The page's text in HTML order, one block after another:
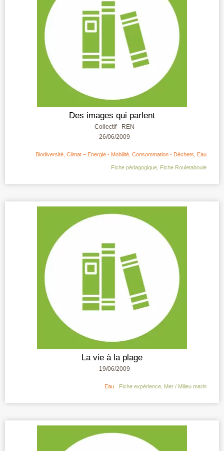
Des images qui parlent
Collectif - REN
26/06/2009
Biodiversité Climat – Energie - Mobilité Consommation - Déchets Eau
Fiche pédagogique Fiche Rouletaboule
La vie à la plage
19/06/2009
Eau Fiche expérience Mer / Milieu marin